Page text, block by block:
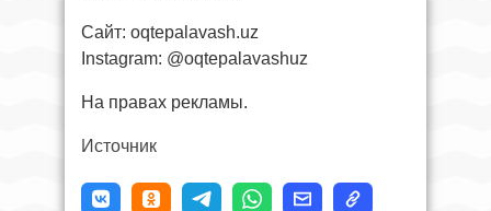
Сайт: oqtepalavash.uz
Instagram: @oqtepalavashuz
На правах рекламы.
Источник